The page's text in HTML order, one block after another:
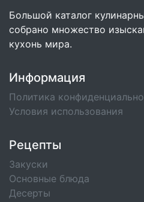
Большой каталог
собрано множество
кухонь мира.
Информация
Политика
Условия использования
Рецепты
Закуски
Основные блюда
Десерты